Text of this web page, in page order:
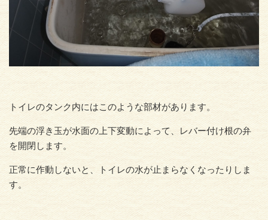
トイレのタンク内にはこのような部材があります。
先端の浮き玉が水面の上下変動によって、レバー付け根の弁
を開閉します。
正常に作動しないと、トイレの水が止まらなくなったりしま
す。